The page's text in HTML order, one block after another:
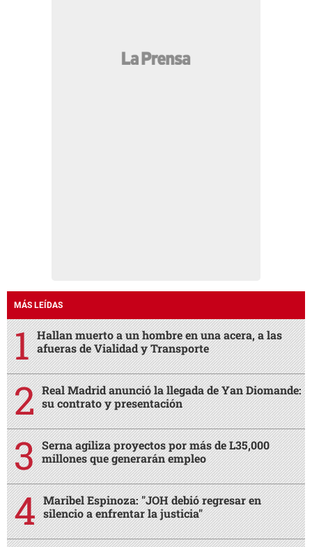
MÁS LEÍDAS
Hallan muerto a un hombre en una acera, a las
afueras de Vialidad y Transporte
Real Madrid anunció la llegada de Yan Diomande:
su contrato y presentación
Serna agiliza proyectos por más de L35,000
millones que generarán empleo
Maribel Espinoza: "JOH debió regresar en
silencio a enfrentar la justicia"